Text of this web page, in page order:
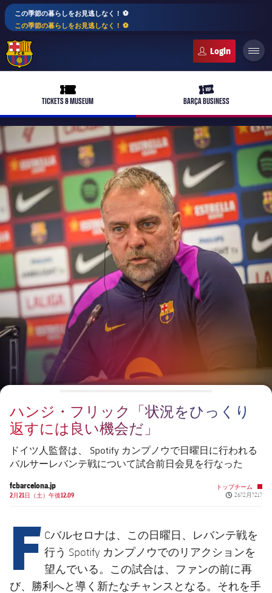
この季節の暮らしをお見逃しなく！ ⚽️
この季節の暮らしをお見逃しなく！ ⚽️
ticket-full
TICKETS & MUSEUM
ticket-vip
BARÇA BUSINESS
plusicon
label.aria.plus
バルサアカデミー
plusicon
label.aria.plus
10年毎
会長
レジェンド
監督
plusicon
label.aria.plus
プレスパス
Facilities
PLUSICON
LABEL.ARIA.PLUS
トップチーム
女子サッカー
plusicon
label.aria.plus
スケジュール
チケット
結果
順位表
バルサAtlètic
plusicon
label.aria.plus
スケジュール
チケット
結果
順位表
PLUSICON
LABEL.ARIA.PLUS
トップチーム
plusicon
label.aria.plus
スケジュール
チケット
結果
順位表
PLUSICON
LABEL.ARIA.PLUS
トップチーム
スケジュール
チケット
結果
PLUSICON
LABEL.ARIA.PLUS
トップチーム
plusicon
label.aria.plus
スケジュール
結果
順位表
PLUSICON
LABEL.ARIA.PLUS
スケジュール
チケット
ハンジ・フリック「状況をひっくり
返すには良い機会だ」
ドイツ人監督は、 Spotify カンプノウで日曜日に行われる
バルサーレバンテ戦について試合前日会見を行なった
fcbarcelona.jp
2月21日（土）午後12.09
トップチーム
Published
26?2月?21?
F Cバルセロナは、この日曜日、レバンテ戦を
行う Spotify カンプノウでのリアクションを
望んでいる。この試合は、ファンの前に再
び、勝利へと導く新たなチャンスとなる。それを手